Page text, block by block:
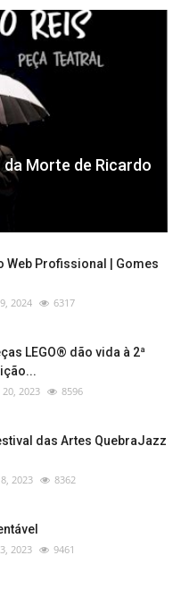
Morte de Ricardo
Web Profissional | Gomes
2024 6317
LEGO® dão vida à 2ª
2023 8596
das Artes QuebraJazz
2023 8362
2023 9461